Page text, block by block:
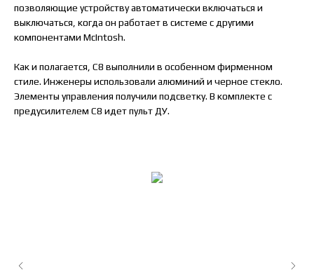
позволяющие устройству автоматически включаться и
выключаться, когда он работает в системе с другими
компонентами McIntosh.
Как и полагается, C8 выполнили в особенном фирменном
стиле. Инженеры использовали алюминий и черное стекло.
Элементы управления получили подсветку. В комплекте с
предусилителем С8 идет пульт ДУ.